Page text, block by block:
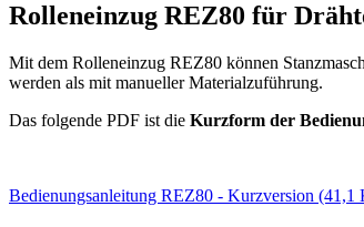
Rolleneinzug REZ80 für
Mit dem Rolleneinzug REZ80 können
werden als mit manueller Materialzuführung.
Das folgende PDF ist die Kurzform der
Bedienungsanleitung REZ80 - Kurzversion (41,1